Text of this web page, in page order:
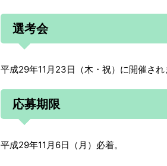
選考会
平成29年11月23日（木・祝）に開催され
応募期限
平成29年11月6日（月）必着。